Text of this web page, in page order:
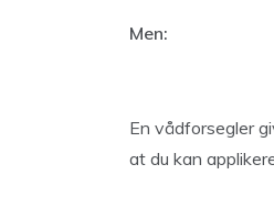
Men:
En vådforsegler
at du kan